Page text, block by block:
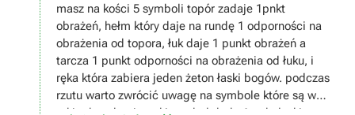
masz na kości 5 symboli topór zadaje 1pnkt
obrażeń, hełm który daje na rundę 1 odporności na
obrażenia od topora, łuk daje 1 punkt obrażeń a
tarcza 1 punkt odporności na obrażenia od łuku, i
ręka która zabiera jeden żeton łaski bogów. podczas
rzutu warto zwrócić uwagę na symbole które są w